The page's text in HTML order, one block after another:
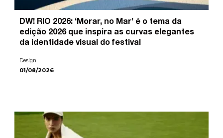
DW! RIO 2026: ‘Morar, no Mar’ é o tema da
edição 2026 que inspira as curvas elegantes
da identidade visual do festival
Design
01/08/2026